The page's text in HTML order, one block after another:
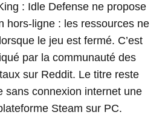
: Idle Defense ne propose
hors-ligne : les ressources ne
le jeu est fermé. C’est
par la communauté des
sur Reddit. Le titre reste
sans connexion internet une
Steam sur PC.